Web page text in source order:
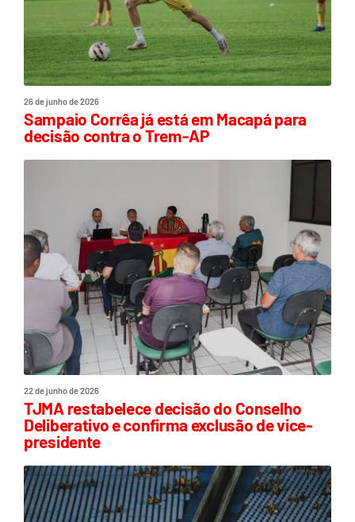
26 de junho de 2026
Sampaio Corrêa já está em Macapá para
decisão contra o Trem-AP
22 de junho de 2026
TJMA restabelece decisão do Conselho
Deliberativo e confirma exclusão de vice-
presidente